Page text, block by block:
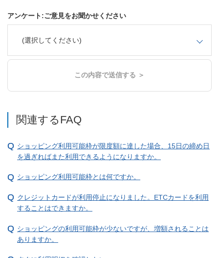
アンケート:ご意見をお聞かせください
(選択してください)
この内容で送信する ＞
関連するFAQ
ショッピング利用可能枠が限度額に達した場合、15日の締め日
を過ぎればまた利用できるようになりますか。
ショッピング利用可能枠とは何ですか。
クレジットカードが利用停止になりました。ETCカードを利用
することはできますか。
ショッピングの利用可能枠が少ないですが、増額されることは
ありますか。